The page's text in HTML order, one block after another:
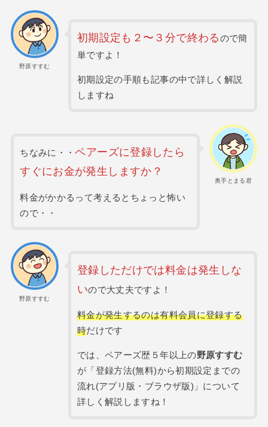
野原すすむ
初期設定も２〜３分で終わるので簡
単ですよ！
初期設定の手順も記事の中で詳しく解説
しますね
奥手とまる君
ちなみに・・ペアーズに登録したら
すぐにお金が発生しますか？
料金がかかるって考えるとちょっと怖い
ので・・
野原すすむ
登録しただけでは料金は発生しな
いので大丈夫ですよ！
料金が発生するのは有料会員に登録する
時だけです
では、ペアーズ歴５年以上の野原すすむ
が「登録方法(無料)から初期設定までの
流れ(アプリ版・ブラウザ版)」について
詳しく解説しますね！